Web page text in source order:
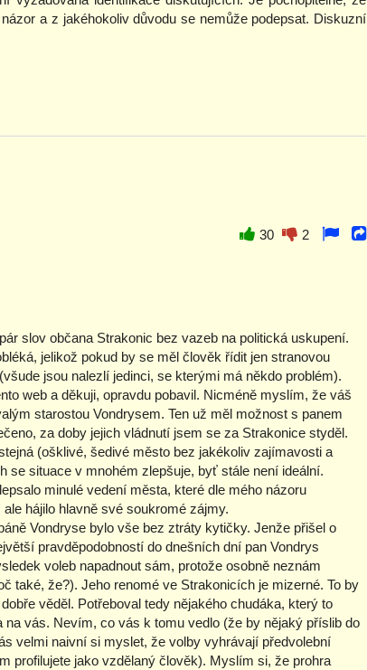
a z jakéhokoliv důvodu se nemůže podepsat. Diskuzní
30 2
slov občana Strakonic bez vazeb na politická uskupení.
jelikož pokud by se měl člověk řídit jen stranovou
jsou nalezlí jedinci, se kterými má někdo problém).
web a děkuji, opravdu pobavil. Nicméně myslím, že váš
starostou Vondrysem. Ten už měl možnost s panem
za doby jejich vládnutí jsem se za Strakonice styděl.
(ošklivé, šedivé město bez jakékoliv zajímavosti a
se situace v mnohém zlepšuje, byť stále není ideální.
minulé vedení města, které dle mého názoru
hájilo hlavně své soukromé zájmy.
Vondryse bylo vše bez ztráty kytičky. Jenže přišel o
pravděpodobností do dnešních dní pan Vondrys
voleb napadnout sám, protože osobně neznám
také, že?). Jeho renomé ve Strakonicích je mizerné. To by
věděl. Potřeboval tedy nějakého chudáka, který to
na vás. Nevím, co vás k tomu vedlo (že by nějaký příslib do
velmi naivní si myslet, že volby vyhrávají předvolební
profilujete jako vzdělaný člověk). Myslím si, že prohra